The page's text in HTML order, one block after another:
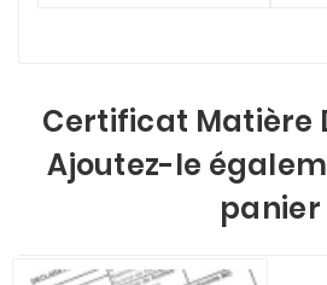
Certificat Matière
Ajoutez-le
panier